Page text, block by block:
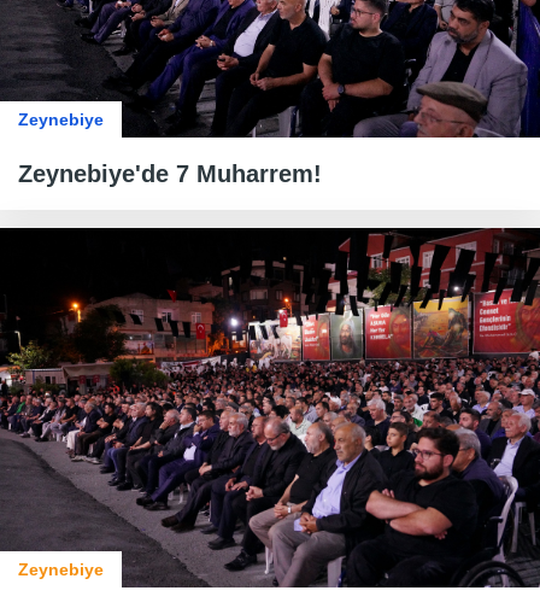
Zeynebiye
Zeynebiye'de 7 Muharrem!
Zeynebiye